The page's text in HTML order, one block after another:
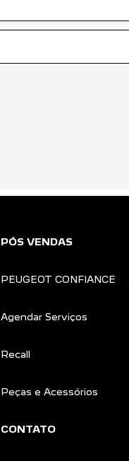
PÓS VENDAS
PEUGEOT CONFIANCE
Agendar Serviços
Recall
Peças e Acessórios
CONTATO